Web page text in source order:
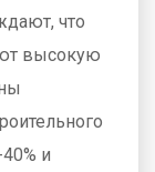
что
высокую
и